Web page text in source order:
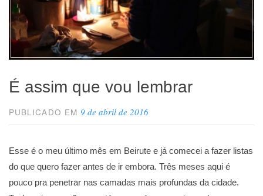
É assim que vou lembrar
PUBLICADO EM9 de abril de 2016
Esse é o meu último mês em Beirute e já comecei a fazer listas
do que quero fazer antes de ir embora. Três meses aqui é
pouco pra penetrar nas camadas mais profundas da cidade.